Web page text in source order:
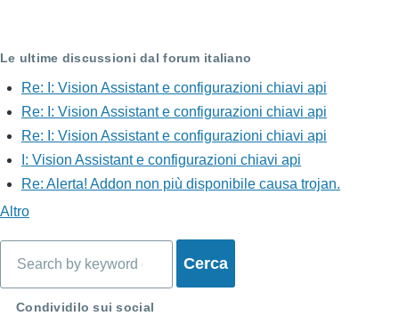
Le ultime discussioni dal forum italiano
Re: I: Vision Assistant e configurazioni chiavi api
Re: I: Vision Assistant e configurazioni chiavi api
Re: I: Vision Assistant e configurazioni chiavi api
I: Vision Assistant e configurazioni chiavi api
Re: Alerta! Addon non più disponibile causa trojan.
Altro
Condividilo sui social